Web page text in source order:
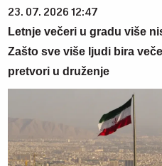
23. 07. 2026 12:47
Letnje večeri u gradu više
Zašto sve više ljudi bira
pretvori u druženje